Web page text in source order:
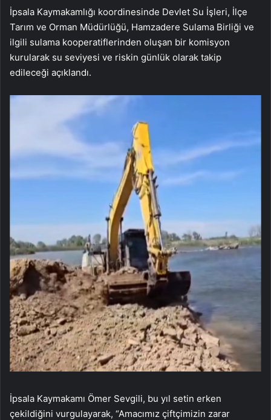
İpsala Kaymakamlığı koordinesinde Devlet Su İşleri, İlçe
Tarım ve Orman Müdürlüğü, Hamzadere Sulama Birliği ve
ilgili sulama kooperatiflerinden oluşan bir komisyon
kurularak su seviyesi ve riskin günlük olarak takip
edileceği açıklandı.
İpsala Kaymakamı Ömer Sevgili, bu yıl setin erken
çekildiğini vurgulayarak, “Amacımız çiftçimizin zarar